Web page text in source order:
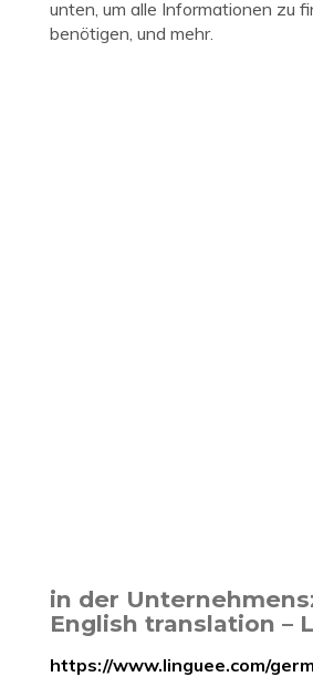
unten, um alle Informationen zu
benötigen, und mehr.
in der
English translation –
https://www.linguee.com/